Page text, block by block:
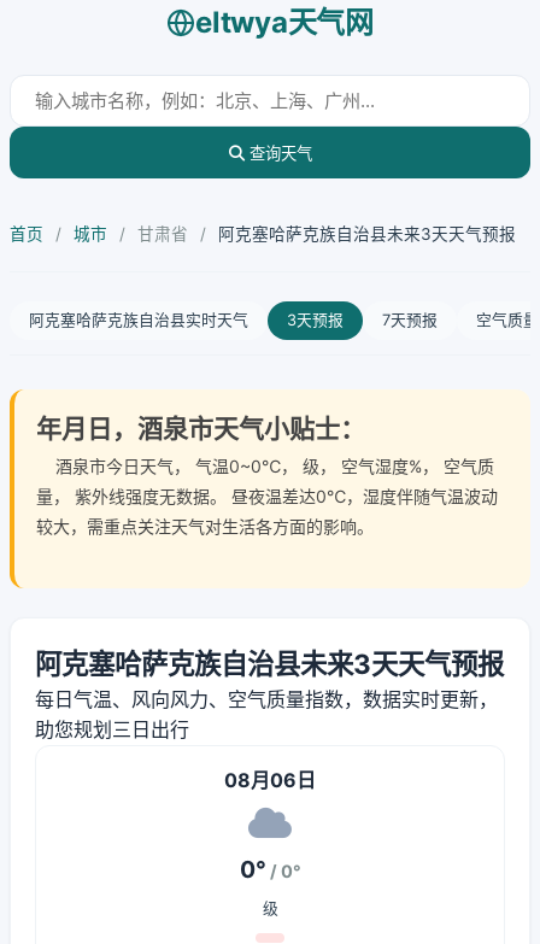
eltwya天气网
查询天气
首页 / 城市 / 甘肃省 / 阿克塞哈萨克族自治县未来3天天气预报
阿克塞哈萨克族自治县实时天气 3天预报 7天预报 空气质量
年月日，酒泉市天气小贴士：
酒泉市今日天气， 气温0~0℃， 级， 空气湿度%， 空气质
量， 紫外线强度无数据。 昼夜温差达0℃，湿度伴随气温波动
较大，需重点关注天气对生活各方面的影响。
阿克塞哈萨克族自治县未来3天天气预报
每日气温、风向风力、空气质量指数，数据实时更新，
助您规划三日出行
08月06日
0° / 0°
级